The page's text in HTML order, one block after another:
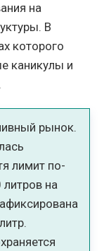
на
В
которого
каникулы и
рынок.
лимит по-
на